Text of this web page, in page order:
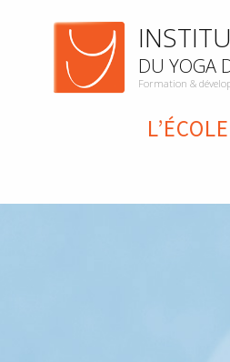
DU YOGA
Formation &
L’ÉCOLE